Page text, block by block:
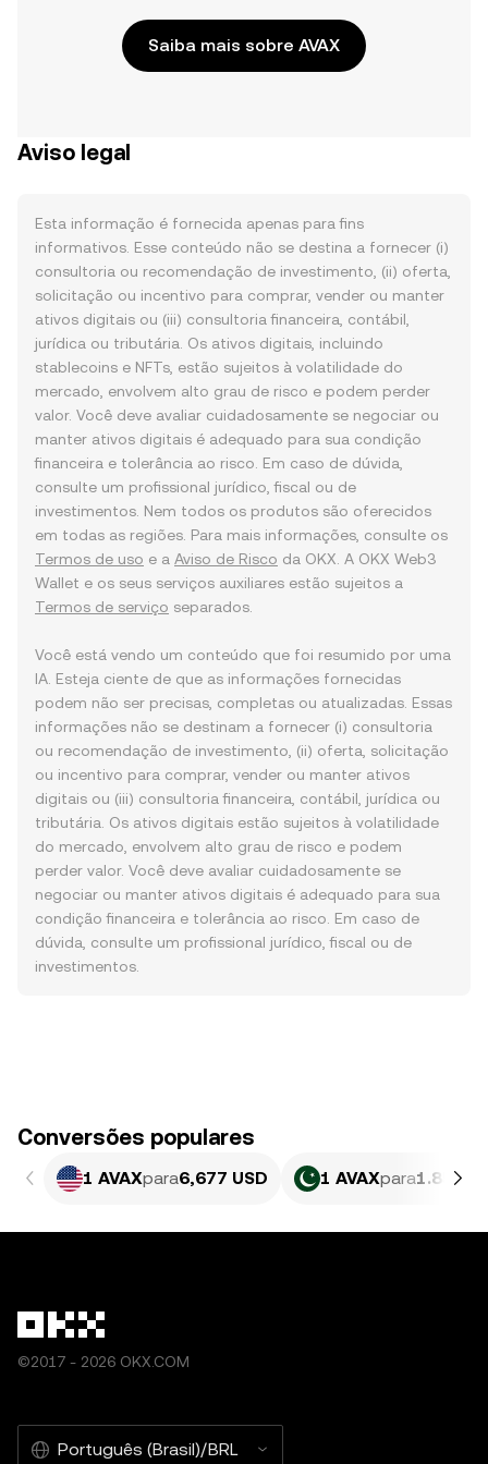
Saiba mais sobre AVAX
Aviso legal
Esta informação é fornecida apenas para fins
informativos. Esse conteúdo não se destina a fornecer (i)
consultoria ou recomendação de investimento, (ii) oferta,
solicitação ou incentivo para comprar, vender ou manter
ativos digitais ou (iii) consultoria financeira, contábil,
jurídica ou tributária. Os ativos digitais, incluindo
stablecoins e NFTs, estão sujeitos à volatilidade do
mercado, envolvem alto grau de risco e podem perder
valor. Você deve avaliar cuidadosamente se negociar ou
manter ativos digitais é adequado para sua condição
financeira e tolerância ao risco. Em caso de dúvida,
consulte um profissional jurídico, fiscal ou de
investimentos. Nem todos os produtos são oferecidos
em todas as regiões. Para mais informações, consulte os
Termos de uso e a Aviso de Risco da OKX. A OKX Web3
Wallet e os seus serviços auxiliares estão sujeitos a
Termos de serviço separados.
Você está vendo um conteúdo que foi resumido por uma
IA. Esteja ciente de que as informações fornecidas
podem não ser precisas, completas ou atualizadas. Essas
informações não se destinam a fornecer (i) consultoria
ou recomendação de investimento, (ii) oferta, solicitação
ou incentivo para comprar, vender ou manter ativos
digitais ou (iii) consultoria financeira, contábil, jurídica ou
tributária. Os ativos digitais estão sujeitos à volatilidade
do mercado, envolvem alto grau de risco e podem
perder valor. Você deve avaliar cuidadosamente se
negociar ou manter ativos digitais é adequado para sua
condição financeira e tolerância ao risco. Em caso de
dúvida, consulte um profissional jurídico, fiscal ou de
investimentos.
Conversões populares
1 AVAXpara6,677 USD 1 AVAXpara
©2017 - 2026 OKX.COM
Português (Brasil)/BRL